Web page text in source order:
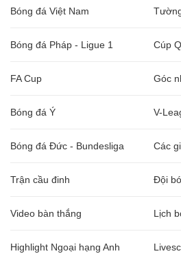
Bóng đá Việt Nam
Bóng đá Pháp - Ligue 1 Cúp
FA Cup Góc
Bóng đá Ý V-
Bóng đá Đức - Bundesliga Các
Trận cầu đinh Đội
Video bàn thắng Lịch
Highlight Ngoại hạng Anh